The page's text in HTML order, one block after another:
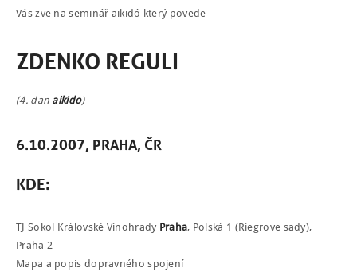
PRO FIRMY
O NÁS
ENGLISH
Vás zve na seminář aikidó který povede
ZDENKO REGULI
(4. dan aikido)
6.10.2007, PRAHA, ČR
KDE:
TJ Sokol Královské Vinohrady Praha, Polská 1 (Riegrove sady),
Praha 2
Mapa a popis dopravného spojení